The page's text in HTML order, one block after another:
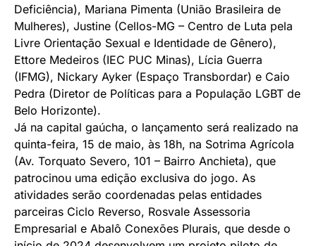
Deficiência), Mariana Pimenta (União Brasileira de
Mulheres), Justine (Cellos-MG – Centro de Luta pela
Livre Orientação Sexual e Identidade de Gênero),
Ettore Medeiros (IEC PUC Minas), Lícia Guerra
(IFMG), Nickary Ayker (Espaço Transbordar) e Caio
Pedra (Diretor de Políticas para a População LGBT de
Belo Horizonte).
Já na capital gaúcha, o lançamento será realizado na
quinta-feira, 15 de maio, às 18h, na Sotrima Agrícola
(Av. Torquato Severo, 101 – Bairro Anchieta), que
patrocinou uma edição exclusiva do jogo. As
atividades serão coordenadas pelas entidades
parceiras Ciclo Reverso, Rosvale Assessoria
Empresarial e Abalô Conexões Plurais, que desde o